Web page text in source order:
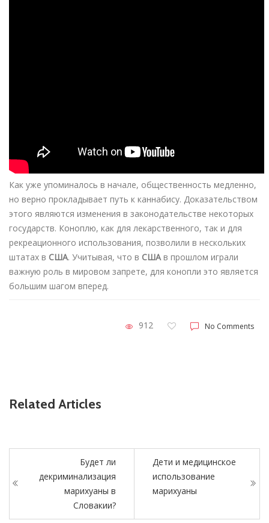
Как уже упоминалось в начале, общественность медленно,
но верно прокладывает путь к каннабису. Доказательством
этого являются изменения в законодательстве некоторых
государств. Коноплю, как для лекарственного, так и для
рекреационного использования, позволили в нескольких
штатах в США. Учитывая, что в СШАв прошлом играли
важную роль в мировом запрете, для конопли это является
большим шагом вперед.
912 No Comments
Related Articles
Будет ли
декриминализация
марихуаны в
Словакии?
Дети и медицинское
использование
марихуаны